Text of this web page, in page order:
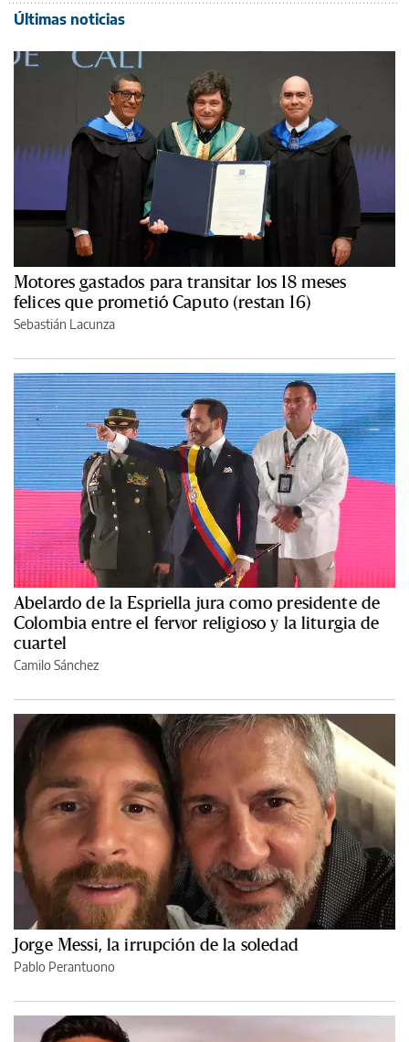
Últimas noticias
Motores gastados para transitar los 18 meses
felices que prometió Caputo (restan 16)
Sebastián Lacunza
Abelardo de la Espriella jura como presidente de
Colombia entre el fervor religioso y la liturgia de
cuartel
Camilo Sánchez
Jorge Messi, la irrupción de la soledad
Pablo Perantuono